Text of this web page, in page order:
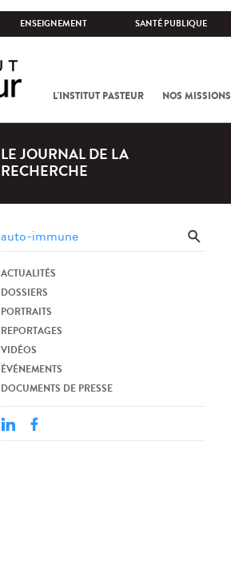
ENSEIGNEMENT SANTÉ PUBLIQUE
L'INSTITUT PASTEUR NOS MISSIONS
LE JOURNAL DE LA
RECHERCHE
ACTUALITÉS
DOSSIERS
PORTRAITS
REPORTAGES
VIDÉOS
ÉVÉNEMENTS
DOCUMENTS DE PRESSE